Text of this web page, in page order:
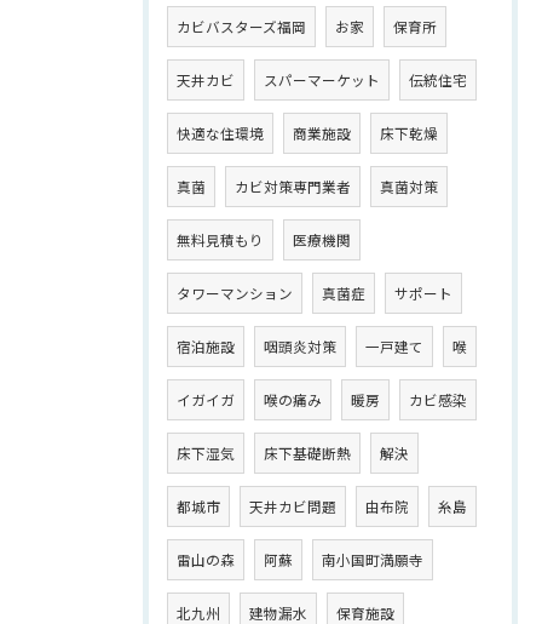
カビバスターズ福岡 お家 保育所
天井カビ スパーマーケット 伝統住宅
快適な住環境 商業施設 床下乾燥
真菌 カビ対策専門業者 真菌対策
無料見積もり 医療機関
タワーマンション 真菌症 サポート
宿泊施設 咽頭炎対策 一戸建て 喉
イガイガ 喉の痛み 暖房 カビ感染
床下湿気 床下基礎断熱 解決
都城市 天井カビ問題 由布院 糸島
雷山の森 阿蘇 南小国町満願寺
北九州 建物漏水 保育施設